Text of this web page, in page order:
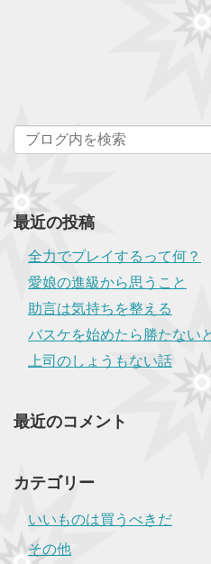
最近の投稿
全力でプレイするって何？
愛娘の進級から思うこと
助言は気持ちを整える
バスケを始めたら勝たない
上司のしょうもない話
最近のコメント
カテゴリー
いいものは買うべきだ
その他